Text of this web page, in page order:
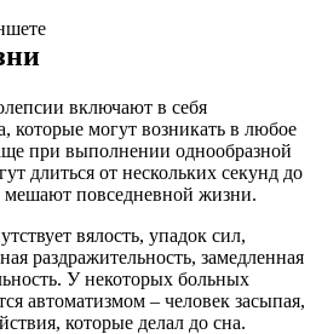
включают в себя
которые могут возникать в любое
при выполнении однообразной
длиться от нескольких секунд до
мешают повседневной жизни.
вялость, упадок сил,
раздражительность, замедленная
У некоторых больных
автоматизмом – человек засыпая,
которые делал до сна.